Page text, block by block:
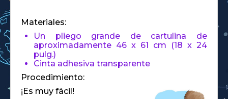
Materiales:
Un pliego grande de cartulina de
aproximadamente 46 x 61 cm (18 x 24
pulg.)
Cinta adhesiva transparente
Procedimiento:
¡Es muy fácil!